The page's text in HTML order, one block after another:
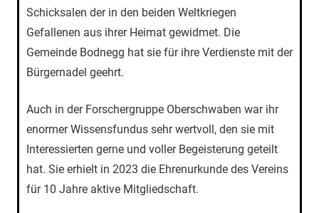
Schicksalen der in den beiden Weltkriegen
Gefallenen aus ihrer Heimat gewidmet. Die
Gemeinde Bodnegg hat sie für ihre Verdienste mit der
Bürgernadel geehrt.
Auch in der Forschergruppe Oberschwaben war ihr
enormer Wissensfundus sehr wertvoll, den sie mit
Interessierten gerne und voller Begeisterung geteilt
hat. Sie erhielt in 2023 die Ehrenurkunde des Vereins
für 10 Jahre aktive Mitgliedschaft.